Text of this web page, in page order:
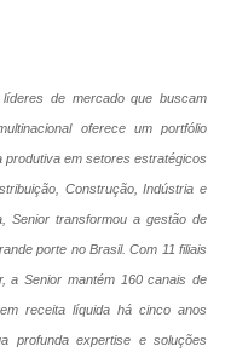
de mercado que buscam
oferece um portfólio
produtiva em setores estratégicos
Construção, Indústria e
Senior transformou a gestão de
porte no Brasil. Com 11 filiais
a Senior mantém 160 canais de
receita líquida há cinco anos
profunda expertise e soluções